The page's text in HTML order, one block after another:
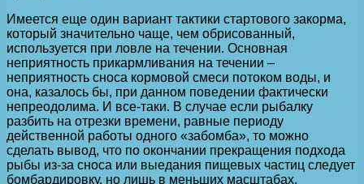
Имеется еще один вариант тактики стартового закорма,
который значительно чаще, чем обрисованный,
используется при ловле на течении. Основная
неприятность прикармливания на течении –
неприятность сноса кормовой смеси потоком воды, и
она, казалось бы, при данном поведении фактически
непреодолима. И все-таки. В случае если рыбалку
разбить на отрезки времени, равные периоду
действенной работы одного «забомба», то можно
сделать вывод, что по окончании прекращения подхода
рыбы из-за сноса или выедания пищевых частиц следует
бомбардировку, но лишь в меньших масштабах,